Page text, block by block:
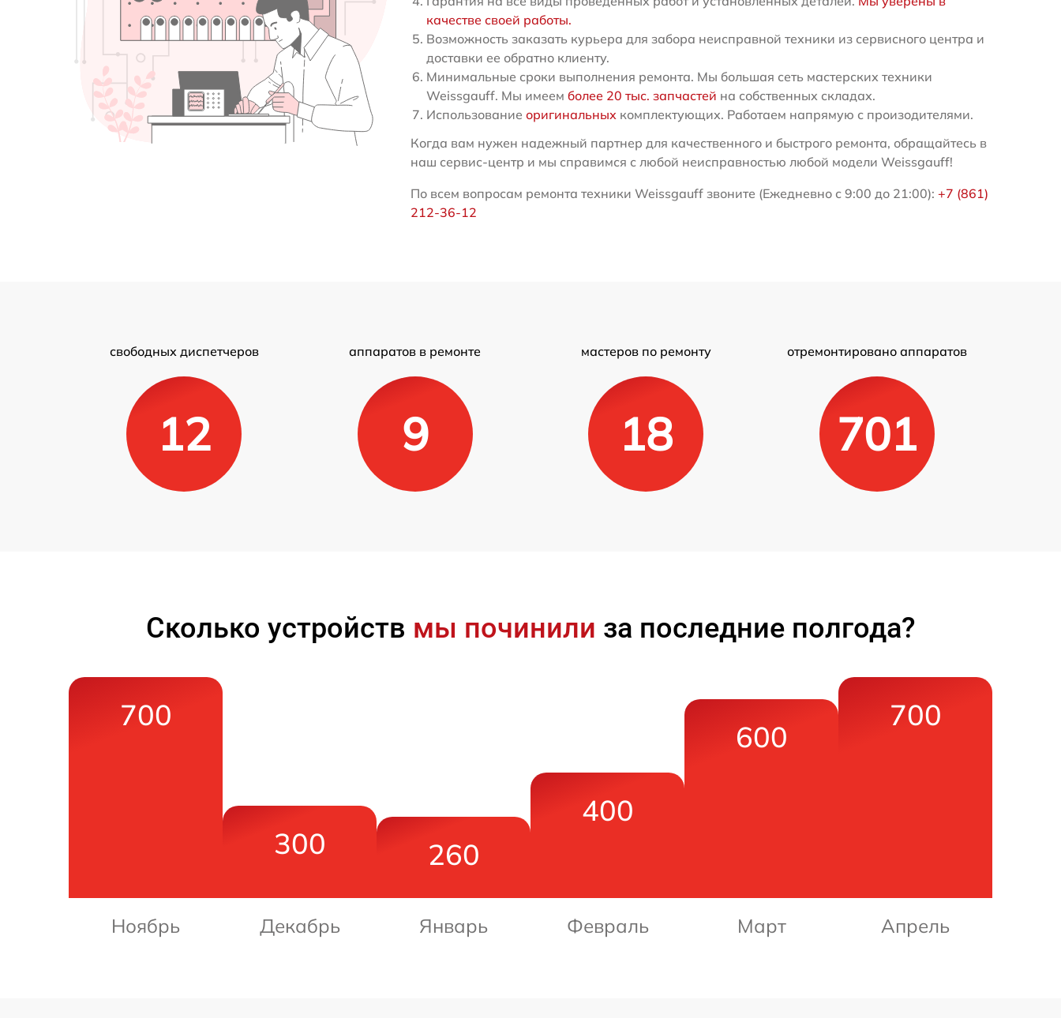
качестве своей работы.
Возможность заказать курьера для забора неисправной техники из сервисного центра и
доставки ее обратно клиенту.
Минимальные сроки выполнения ремонта. Мы большая сеть мастерских техники
Weissgauff. Мы имеем более 20 тыс. запчастей на собственных складах.
Использование оригинальныхкомплектующих. Работаем напрямую с произодителями.
Когда вам нужен надежный партнер для качественного и быстрого ремонта, обращайтесь в
наш сервис-центр и мы справимся с любой неисправностью любой модели Weissgauff!
По всем вопросам ремонта техники Weissgauff звоните (Ежедневно с 9:00 до 21:00): +7 (861)
212-36-12
свободных диспетчеров
12
аппаратов в ремонте
9
мастеров по ремонту
18
отремонтировано аппаратов
701
Сколько устройств мы починили за последние полгода?
700
Ноябрь
300
Декабрь
260
Январь
400
Февраль
600
Март
700
Апрель